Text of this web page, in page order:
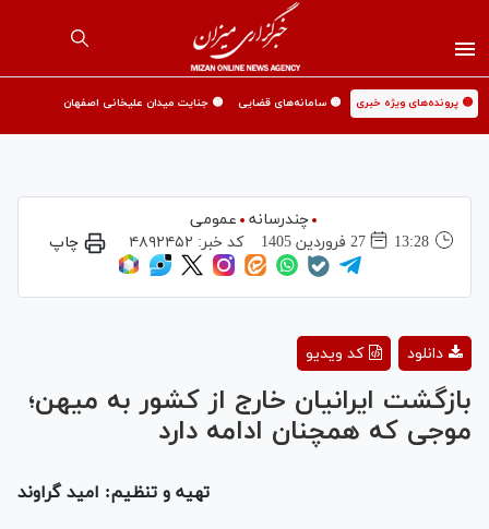
🟡 پرونده‌های ویژه خبری 🟡 سامانه‌های قضایی 🟡 جنایت میدان علیخانی اصفهان
چندرسانه
عمومی
13:28
27 فروردين 1405 کد خبر: ۴۸۹۲۴۵۲ چاپ
Video
کد ویدیو دانلود
بازگشت ایرانیان خارج از کشور به میهن؛
موجی که همچنان ادامه دارد
تهیه و تنظیم: امید گراوند